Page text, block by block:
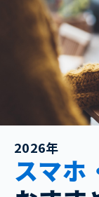
2026年
スマホ